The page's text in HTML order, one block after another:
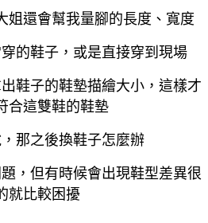
姐還會幫我量腳的長度、寬度
的鞋子，或是直接穿到現場
鞋子的鞋墊描繪大小，這樣才
合這雙鞋的鞋墊
那之後換鞋子怎麼辦
，但有時候會出現鞋型差異很
就比較困擾